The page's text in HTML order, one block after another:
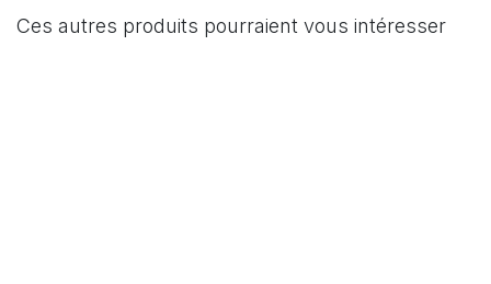
Ces autres produits pourraient vous intéresser